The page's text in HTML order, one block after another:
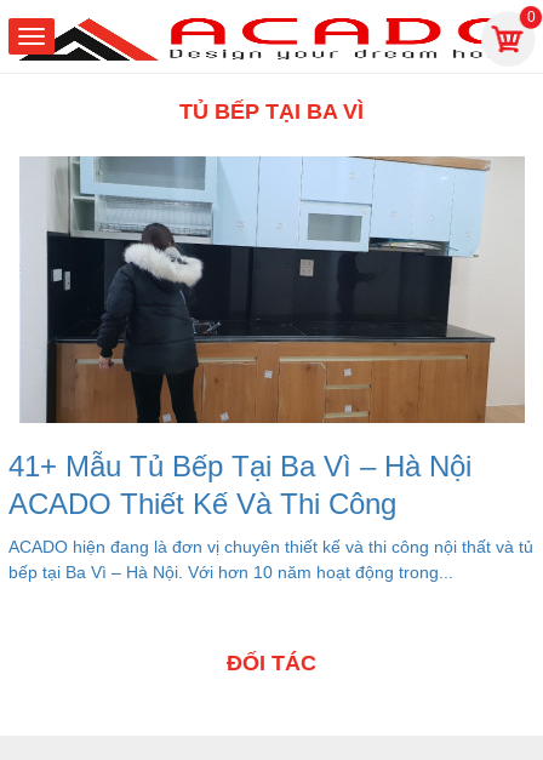
0
TỦ BẾP TẠI BA VÌ
41+ Mẫu Tủ Bếp Tại Ba Vì – Hà Nội
ACADO Thiết Kế Và Thi Công
ACADO hiện đang là đơn vị chuyên thiết kế và thi công nội thất và tủ
bếp tại Ba Vì – Hà Nội. Với hơn 10 năm hoạt động trong...
ĐỐI TÁC